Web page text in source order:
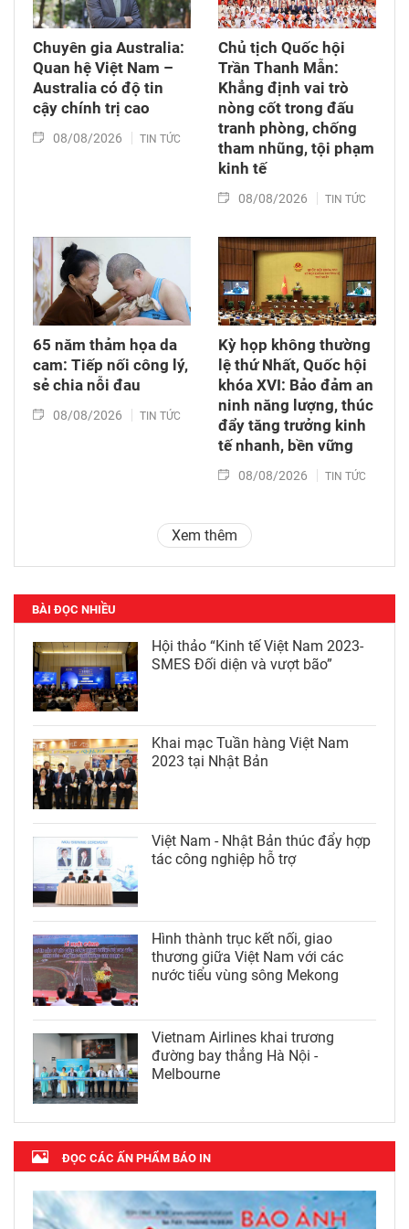
Chuyên gia Australia:
Quan hệ Việt Nam –
Australia có độ tin
cậy chính trị cao
08/08/2026 TIN TỨC
Chủ tịch Quốc hội
Trần Thanh Mẫn:
Khẳng định vai trò
nòng cốt trong đấu
tranh phòng, chống
tham nhũng, tội phạm
kinh tế
08/08/2026 TIN TỨC
65 năm thảm họa da
cam: Tiếp nối công lý,
sẻ chia nỗi đau
08/08/2026 TIN TỨC
Kỳ họp không thường
lệ thứ Nhất, Quốc hội
khóa XVI: Bảo đảm an
ninh năng lượng, thúc
đẩy tăng trưởng kinh
tế nhanh, bền vững
08/08/2026 TIN TỨC
Xem thêm
BÀI ĐỌC NHIỀU
Hội thảo “Kinh tế Việt Nam 2023-
SMES Đối diện và vượt bão”
Khai mạc Tuần hàng Việt Nam
2023 tại Nhật Bản
Việt Nam - Nhật Bản thúc đẩy hợp
tác công nghiệp hỗ trợ
Hình thành trục kết nối, giao
thương giữa Việt Nam với các
nước tiểu vùng sông Mekong
Vietnam Airlines khai trương
đường bay thẳng Hà Nội -
Melbourne
ĐỌC CÁC ẤN PHẨM BÁO IN